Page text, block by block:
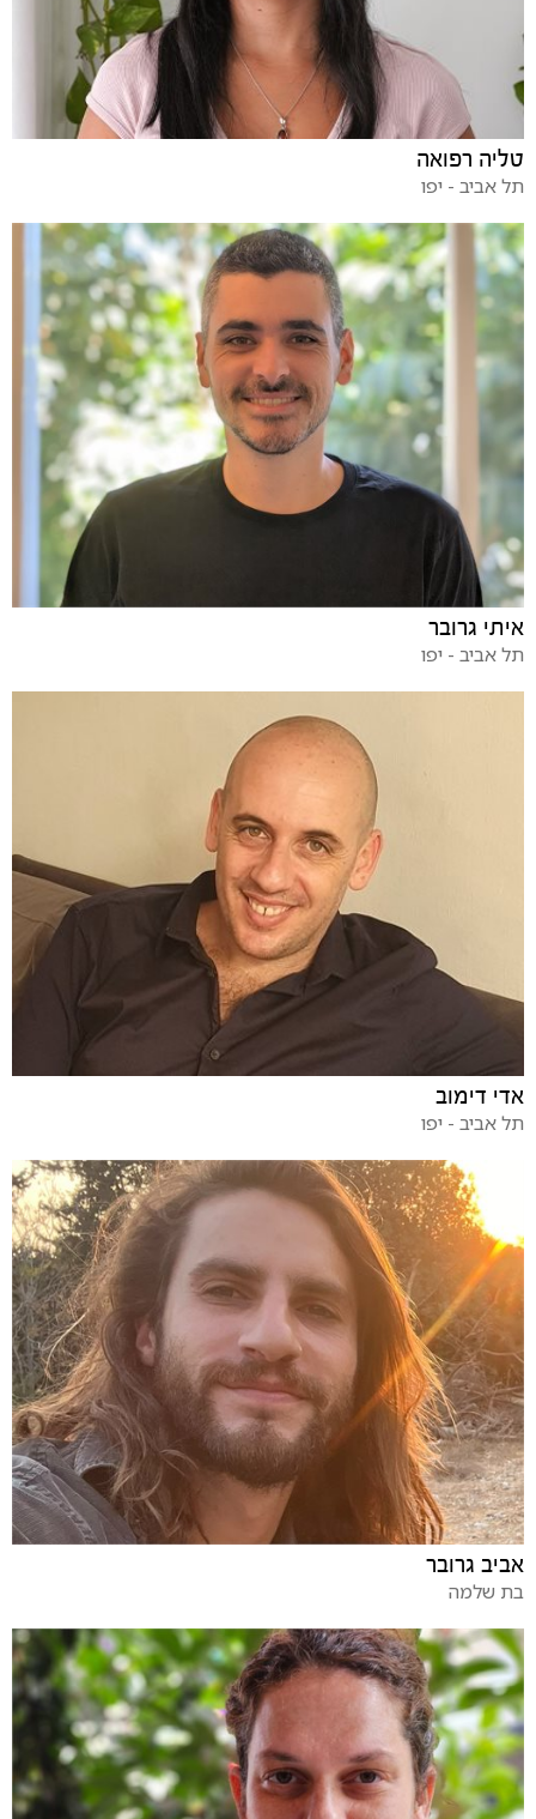
טליה רפואה
תל אביב - יפו
איתי גרובר
תל אביב - יפו
אדי דימוב
תל אביב - יפו
אביב גרובר
בת שלמה